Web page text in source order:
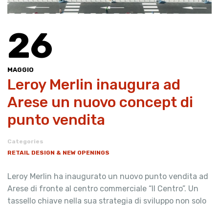
26
MAGGIO
Leroy Merlin inaugura ad
Arese un nuovo concept di
punto vendita
Categories
RETAIL DESIGN & NEW OPENINGS
Leroy Merlin ha inaugurato un nuovo punto vendita ad
Arese di fronte al centro commerciale “Il Centro”. Un
tassello chiave nella sua strategia di sviluppo non solo